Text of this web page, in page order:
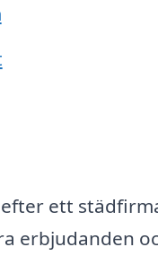
ett
erbjudanden